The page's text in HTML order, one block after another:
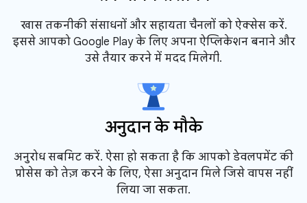
खास तकनीकी संसाधनों और सहायता चैनलों को ऐक्सेस करें.
इससे आपको Google Play के लिए अपना ऐप्लिकेशन बनाने और
उसे तैयार करने में मदद मिलेगी.
अनुदान के मौके
अनुरोध सबमिट करें. ऐसा हो सकता है कि आपको डेवलपमेंट की
प्रोसेस को तेज़ करने के लिए, ऐसा अनुदान मिले जिसे वापस नहीं
लिया जा सकता.